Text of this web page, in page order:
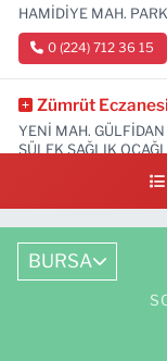
HAMİDİYE MAH.
0 (224) 712 36 15
Zümrüt Eczanesi
YENİ MAH.
SÜLEK SAĞLIK
0 (531) 239 44 04
BURSA